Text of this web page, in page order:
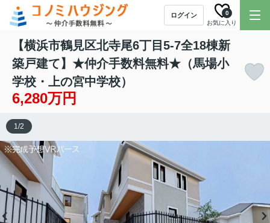
ログイン
お気に入り
0
【横浜市鶴見区北寺尾6丁目5-7全18棟新
築戸建て】★仲介手数料無料★（馬場小
学校・上の宮中学校）
6,280万円
1/2